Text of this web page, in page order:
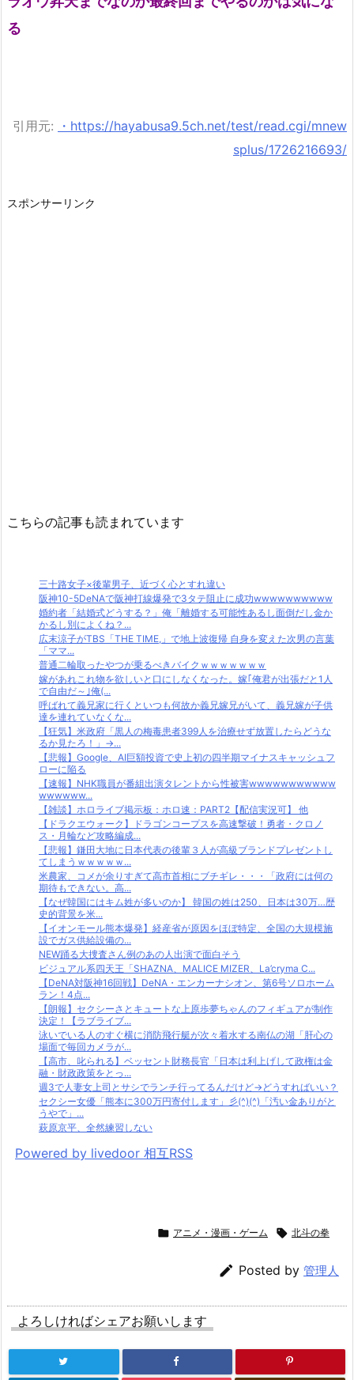
る
引用元:
・https://hayabusa9.5ch.net/test/read.cgi/mnew
splus/1726216693/
スポンサーリンク
こちらの記事も読まれています
三十路女子×後輩男子、近づく心とすれ違い
阪神10-5DeNAで阪神打線爆発で3タテ阻止に成功wwwwwwwwww
婚約者「結婚式どうする？」俺「離婚する可能性あるし面倒だし金か
かるし別によくね？...
広末涼子がTBS「THE TIME,」で地上波復帰 自身を変えた次男の言葉
「ママ...
普通二輪取ったやつが乗るべきバイクｗｗｗｗｗｗｗ
嫁があれこれ物を欲しいと口にしなくなった。嫁｢俺君が出張だと1人
で自由だ～｣俺(...
呼ばれて義兄家に行くといつも何故か義兄嫁兄がいて、義兄嫁が子供
達を連れていなくな...
【狂気】米政府「黒人の梅毒患者399人を治療せず放置したらどうな
るか見たろ！」→...
【悲報】Google、AI巨額投資で史上初の四半期マイナスキャッシュフ
ローに陥る
【速報】NHK職員が番組出演タレントから性被害wwwwwwwwwww
wwwwww...
【雑談】ホロライブ掲示板：ホロ速：PART2【配信実況可】 他
【ドラクエウォーク】ドラゴンコープスを高速撃破！勇者・クロノ
ス・月輪など攻略編成...
【悲報】鎌田大地に日本代表の後輩３人が高級ブランドプレゼントし
てしまうｗｗｗｗｗ...
米農家、コメが余りすぎて高市首相にブチギレ・・・「政府には何の
期待もできない。高...
【なぜ韓国にはキム姓が多いのか】 韓国の姓は250、日本は30万…歴
史的背景を米...
【イオンモール熊本爆発】経産省が原因をほぼ特定、全国の大規模施
設でガス供給設備の...
NEW踊る大捜査さん例のあの人出演で面白そう
ビジュアル系四天王「SHAZNA、MALICE MIZER、La’cryma C...
【DeNA対阪神16回戦】DeNA・エンカーナシオン、第6号ソロホーム
ラン！4点...
【朗報】セクシーさとキュートな上原歩夢ちゃんのフィギュアが制作
決定！【ラブライブ...
泳いでいる人のすぐ横に消防飛行艇が次々着水する南仏の湖「肝心の
場面で毎回カメラが...
【高市、叱られる】ベッセント財務長官「日本は利上げして政権は金
融・財政政策をとっ...
週3で人妻女上司とサシでランチ行ってるんだけど→どうすればいい？
セクシー女優「熊本に300万円寄付します」彡(^)(^)「汚い金ありがと
うやで」...
萩原京平、全然練習しない
Powered by livedoor 相互RSS
 アニメ・漫画・ゲーム  北斗の拳
 Posted by 管理人
よろしければシェアお願いします